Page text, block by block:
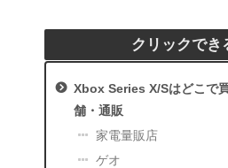
クリックでき
Xbox Series X/Sはどこで
舗・通販
家電量販店
ゲオ